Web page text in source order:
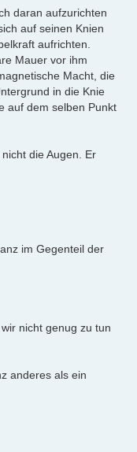
daran aufzurichten
auf seinen Knien
aufrichten.
Mauer vor ihm
Macht, die
in die Knie
auf dem selben Punkt
die Augen. Er
im Gegenteil der
nicht genug zu tun
anderes als ein